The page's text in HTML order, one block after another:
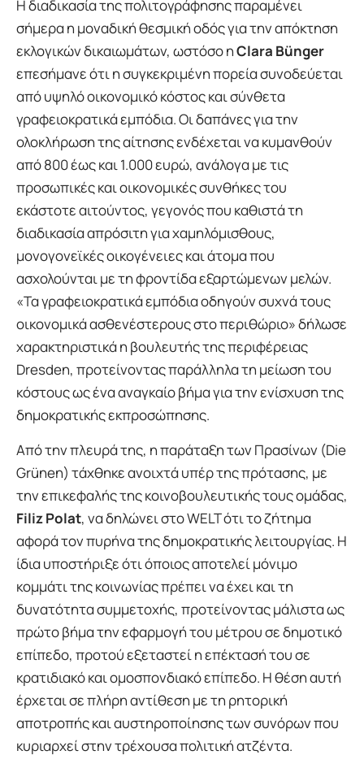
Η διαδικασία της πολιτογράφησης παραμένει
σήμερα η μοναδική θεσμική οδός για την απόκτηση
εκλογικών δικαιωμάτων, ωστόσο ηClara Bünger
επεσήμανε ότι η συγκεκριμένη πορεία συνοδεύεται
από υψηλό οικονομικό κόστος και σύνθετα
γραφειοκρατικά εμπόδια. Οι δαπάνες για την
ολοκλήρωση της αίτησης ενδέχεται να κυμανθούν
από 800 έως και 1.000 ευρώ, ανάλογα με τις
προσωπικές και οικονομικές συνθήκες του
εκάστοτε αιτούντος, γεγονός που καθιστά τη
διαδικασία απρόσιτη για χαμηλόμισθους,
μονογονεϊκές οικογένειες και άτομα που
ασχολούνται με τη φροντίδα εξαρτώμενων μελών.
Τα γραφειοκρατικά εμπόδια οδηγούν συχνά τους
οικονομικά ασθενέστερους στο περιθώριο δήλωσε
χαρακτηριστικά η βουλευτής της περιφέρειας
Dresden, προτείνοντας παράλληλα τη μείωση του
κόστους ως ένα αναγκαίο βήμα για την ενίσχυση της
δημοκρατικής εκπροσώπησης.
Από την πλευρά της, η παράταξη των Πρασίνων (Die
Grünen) τάχθηκε ανοιχτά υπέρ της πρότασης, με
την επικεφαλής της κοινοβουλευτικής τους ομάδας,
Filiz Polat, να δηλώνει στο WELT ότι το ζήτημα
αφορά τον πυρήνα της δημοκρατικής λειτουργίας. Η
ίδια υποστήριξε ότι όποιος αποτελεί μόνιμο
κομμάτι της κοινωνίας πρέπει να έχει και τη
δυνατότητα συμμετοχής, προτείνοντας μάλιστα ως
πρώτο βήμα την εφαρμογή του μέτρου σε δημοτικό
επίπεδο, προτού εξεταστεί η επέκτασή του σε
κρατιδιακό και ομοσπονδιακό επίπεδο. Η θέση αυτή
έρχεται σε πλήρη αντίθεση με τη ρητορική
αποτροπής και αυστηροποίησης των συνόρων που
κυριαρχεί στην τρέχουσα πολιτική ατζέντα.